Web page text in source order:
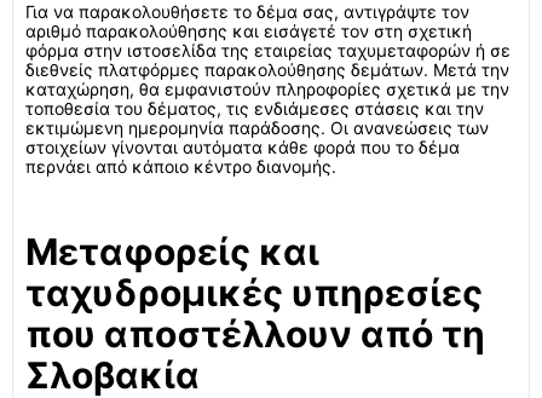
Για να παρακολουθήσετε το δέμα σας, αντιγράψτε τον
αριθμό παρακολούθησης και εισάγετέ τον στη σχετική
φόρμα στην ιστοσελίδα της εταιρείας ταχυμεταφορών ή σε
διεθνείς πλατφόρμες παρακολούθησης δεμάτων. Μετά την
καταχώρηση, θα εμφανιστούν πληροφορίες σχετικά με την
τοποθεσία του δέματος, τις ενδιάμεσες στάσεις και την
εκτιμώμενη ημερομηνία παράδοσης. Οι ανανεώσεις των
στοιχείων γίνονται αυτόματα κάθε φορά που το δέμα
περνάει από κάποιο κέντρο διανομής.
Μεταφορείς και
ταχυδρομικές υπηρεσίες
που αποστέλλουν από τη
Σλοβακία